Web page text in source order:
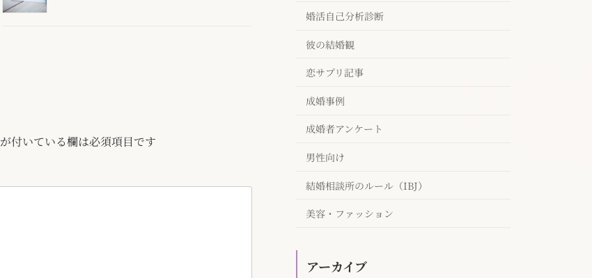
が付いている欄は必須項目です
婚活自己分析診断
彼の結婚観
恋サプリ記事
成婚事例
成婚者アンケート
男性向け
結婚相談所のルール（IBJ）
美容・ファッション
アーカイブ